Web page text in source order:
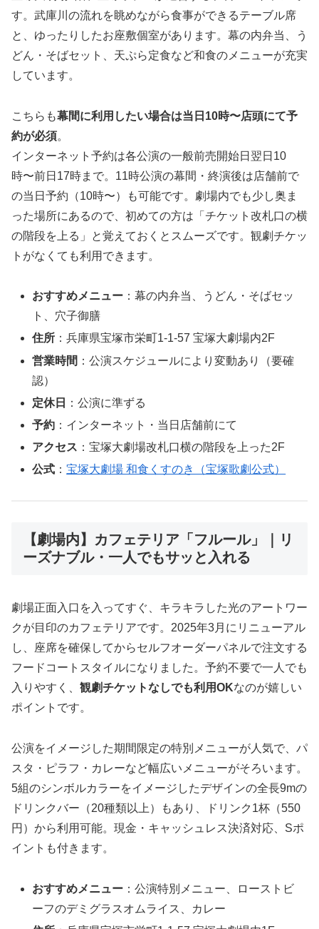
す。武庫川の流れを眺めながら食事ができるテーブル席
と、ゆったりしたお座敷個室があります。幕の内弁当、う
どん・そばセット、天ぷら定食など和食のメニューが充実
しています。
こちらも幕間に利用したい場合は当日10時〜店頭にて予
約が必須。
インターネット予約は各公演の一般前売開始日翌日10
時〜前日17時まで。11時公演の幕間・終演後は店舗前で
の当日予約（10時〜）も可能です。劇場内でも少し奥ま
った場所にあるので、初めての方は「チケット改札口の横
の階段を上る」と覚えておくとスムーズです。観劇チケッ
トがなくても利用できます。
おすすめメニュー ：幕の内弁当、うどん・そばセッ
ト、穴子御膳
住所 ：兵庫県宝塚市栄町1-1-57 宝塚大劇場内2F
営業時間 ：公演スケジュールにより変動あり（要確
認）
定休日
：公演に準ずる
予約 ：インターネット・当日店舗前にて
アクセス ：宝塚大劇場改札口横の階段を上った2F
公式 ：宝塚大劇場 和食くすのき（宝塚歌劇公式）
【劇場内】カフェテリア「フルール」｜リ
ーズナブル・一人でもサッと入れる
劇場正面入口を入ってすぐ、キラキラした光のアートワー
クが目印のカフェテリアです。2025年3月にリニューアル
し、座席を確保してからセルフオーダーパネルで注文する
フードコートスタイルになりました。予約不要で一人でも
入りやすく、 観劇チケットなしでも利用OKなのが嬉しい
ポイントです。
公演をイメージした期間限定の特別メニューが人気で、パ
スタ・ピラフ・カレーなど幅広いメニューがそろいます。
5組のシンボルカラーをイメージしたデザインの全長9mの
ドリンクバー（20種類以上）もあり、ドリンク1杯（550
円）から利用可能。現金・キャッシュレス決済対応、Sポ
イントも付きます。
おすすめメニュー ：公演特別メニュー、ローストビ
ーフのデミグラスオムライス、カレー